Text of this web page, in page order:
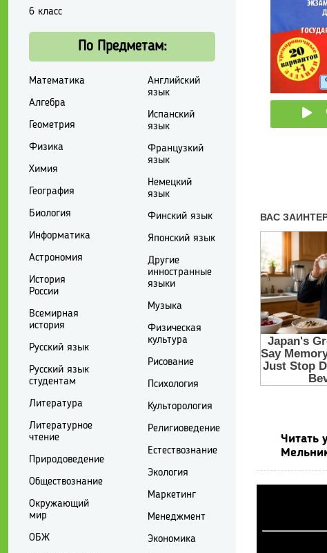
Читать
6 класс
По Предметам:
Математика
Алгебра
Геометрия
Физика
Химия
География
Биология
Информатика
Астрономия
История
России
Всемирная
история
Русский язык
Русский язык
студентам
Литература
Литературное
чтение
Природоведение
Обществознание
Окружающий
мир
ОБЖ
Английский
язык
Испанский
язык
Французкий
язык
Немецкий
язык
Финский язык
Японский язык
Другие
инностранные
языки
Музыка
Физическая
культура
Рисование
Психология
Культорология
Религиоведение
Естествознание
Экология
Маркетинг
Менеджмент
Экономика